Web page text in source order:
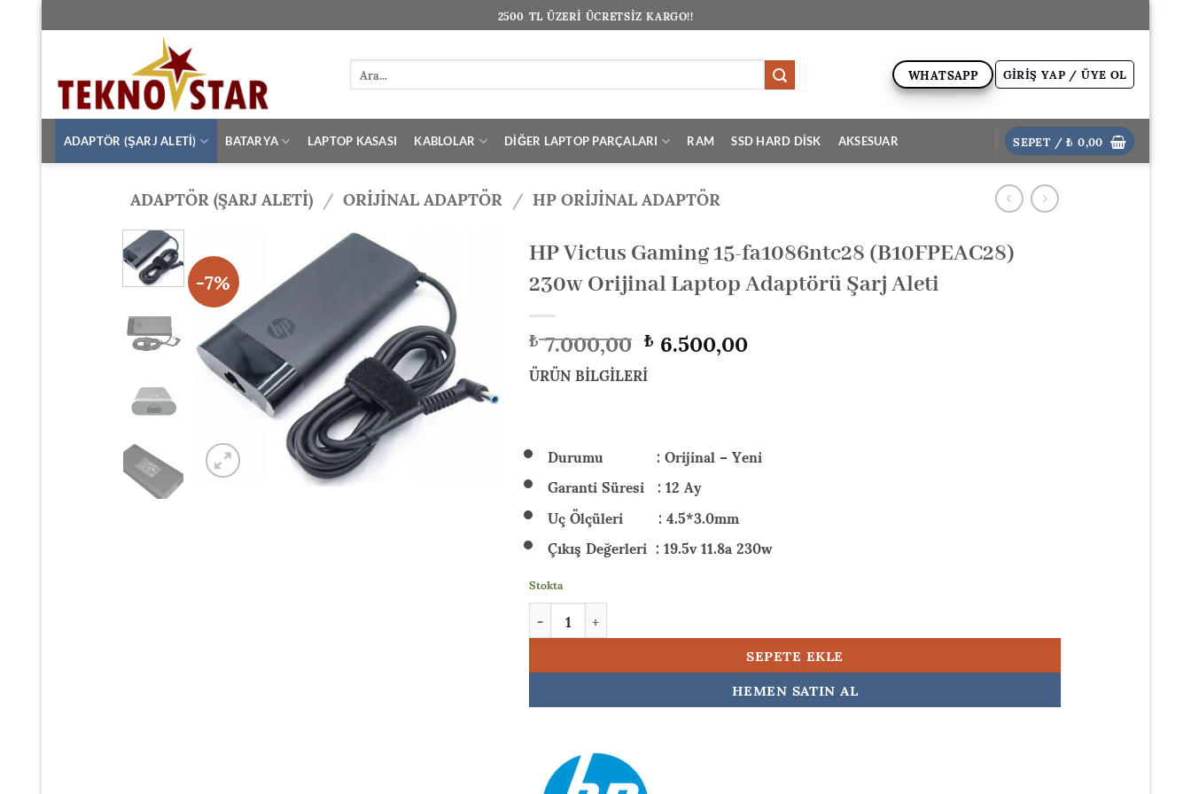
İçeriğe
atla 2500 TL ÜZERİ ÜCRETSİZ KARGO!!
Ara: WHATSAPP GIRIŞ YAP / ÜYE OL
ADAPTÖR (ŞARJ ALETİ) BATARYA LAPTOP KASASI KABLOLAR DİĞER LAPTOP PARÇALARI RAM SSD HARD DİSK AKSESUAR SEPET /₺0,00
ADAPTÖR (ŞARJ ALETİ) / ORIJINAL ADAPTÖR / HP ORIJINAL ADAPTÖR
-7%
HP Victus Gaming 15-fa1086ntc28 (B10FPEAC28)
230w Orijinal Laptop Adaptörü Şarj Aleti
₺7.000,00 Orijinal
fiyat:
₺ 7.000,00.
₺6.500,00Şuandaki
ÜRÜN BİLGİLERİ
Durumu : Orijinal – Yeni
Garanti Süresi : 12 Ay
Uç Ölçüleri : 4.5*3.0mm
Çıkış Değerleri : 19.5v 11.8a 230w
Stokta
HP Victus Gaming 15-fa1086ntc28 (B10FPEAC28) 230w Orijinal Laptop Adaptörü Şarj Aleti adet
SEPETE EKLE
HEMEN SATIN AL